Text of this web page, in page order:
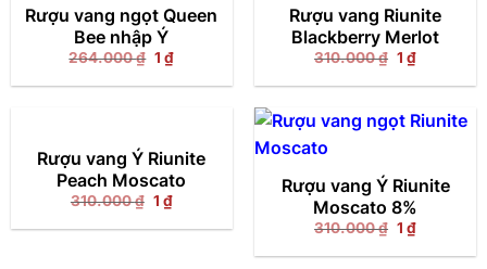
Rượu vang ngọt Queen
Bee nhập Ý
264.000₫ Giá
gốc
là:
1₫Giá
tại
Rượu vang Riunite
Blackberry Merlot
310.000₫ Giá
gốc
là:
1₫Giá
tại
1 ₫.
Rượu vang Ý Riunite
Peach Moscato
310.000₫ Giá
gốc
là:
1 ₫Giá
hiện
tại
Rượu vang Ý Riunite
Moscato 8%
310.000₫ Giá
gốc
là:
1₫Giá
tại